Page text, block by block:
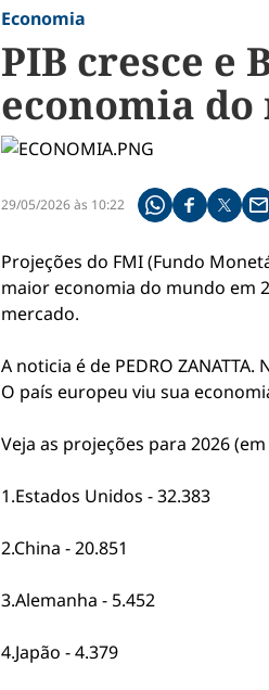
Economia
PIB cresce e
economia do
29/05/2026 às 10:22 Compartilhe
Projeções do FMI (Fundo
maior economia do mundo em
mercado.
A noticia é de PEDRO
O país europeu viu sua
Veja as projeções para 2026
1.Estados Unidos - 32.383
2.China - 20.851
3.Alemanha - 5.452
4.Japão - 4.379